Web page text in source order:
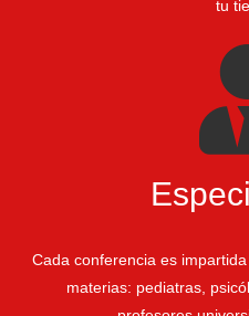
tu
Cada conferencia es
materias: pediatras,